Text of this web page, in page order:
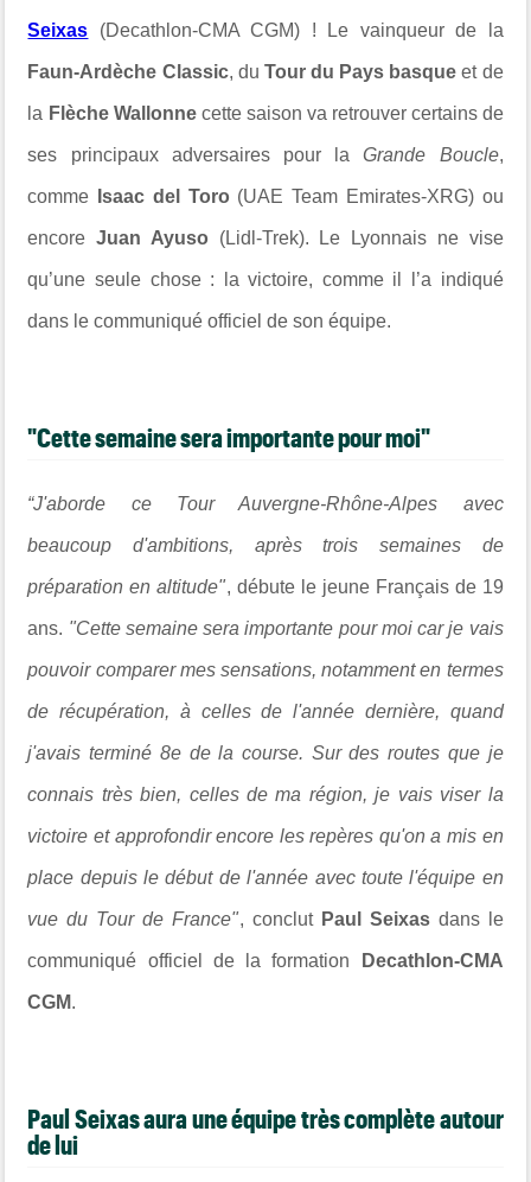
Seixas (Decathlon-CMA CGM) ! Le vainqueur de la
Faun-Ardèche Classic, du Tour du Pays basque et de
la Flèche Wallonnecette saison va retrouver certains de
ses principaux adversaires pour laGrande Boucle,
comme Isaac del Toro (UAE Team Emirates-XRG) ou
encore Juan Ayuso (Lidl-Trek). Le Lyonnais ne vise
qu’une seule chose : la victoire, comme il l’a indiqué
dans le communiqué officiel de son équipe.
"Cette semaine sera importante pour moi"
“J'aborde ce Tour Auvergne-Rhône-Alpes avec
beaucoup d'ambitions, après trois semaines de
préparation en altitude", débute le jeune Français de 19
ans. "Cette semaine sera importante pour moi car je vais
pouvoir comparer mes sensations, notamment en termes
de récupération, à celles de l'année dernière, quand
j'avais terminé 8e de la course. Sur des routes que je
connais très bien, celles de ma région, je vais viser la
victoire et approfondir encore les repères qu'on a mis en
place depuis le début de l'année avec toute l'équipe en
vue du Tour de France", conclut Paul Seixasdans le
communiqué officiel de la formation Decathlon-CMA
CGM.
Paul Seixas aura une équipe très complète autour
de lui